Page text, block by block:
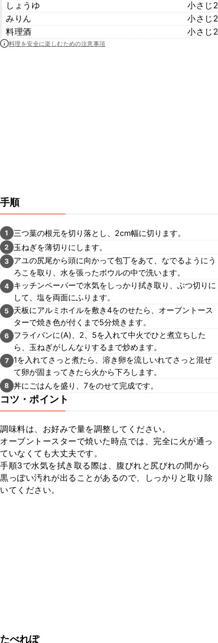
しょうゆ
小さじ2
みりん
小さじ2
料理酒
小さじ2
料理を安全に楽しむための注意事項
手順
1 三つ葉の根元を切り落とし、2cm幅に切ります。
2 玉ねぎを薄切りにします。
3
アユの尻尾から頭に向かって包丁をあて、なでるようにう
ろこを取り、水を張ったボウルの中で洗います。
4
キッチンペーパーで水気をしっかり拭き取り、ぶつ切りに
して、塩を両面にふります。
5
天板にアルミホイルを敷き4をのせたら、オーブントース
ターで焼き色が付くまで5分焼きます。
6
フライパンに(A)、2、5を入れて中火でひと煮立ちした
ら、玉ねぎがしんなりするまで炒めます。
7
1を入れてさっと煮たら、溶き卵を流しいれてさっと混ぜ
て卵が固まってきたら火から下ろします。
8 丼にごはんを盛り、7をのせて完成です。
コツ・ポイント
調味料は、お好みで量を調整してください。
オーブントースターで焼いた時点では、完全に火が通っ
ていなくても大丈夫です。
手順3で水気を拭き取る際は、腹びれと尻びれの間から
黒っぽい汚れが出ることがあるので、しっかりと取り除
いてください。
たべれぽ